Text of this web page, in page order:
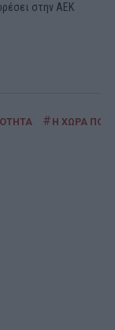
στην ΑΕΚ
# Η ΧΩΡΑ ΠΟΥ